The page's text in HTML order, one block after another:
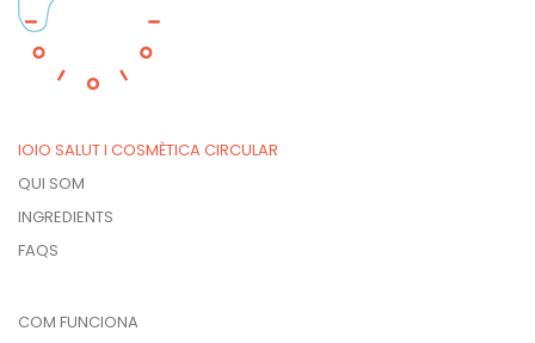
IOIO SALUT I COSMÈTICA CIRCULAR
QUI SOM
INGREDIENTS
FAQS
COM FUNCIONA